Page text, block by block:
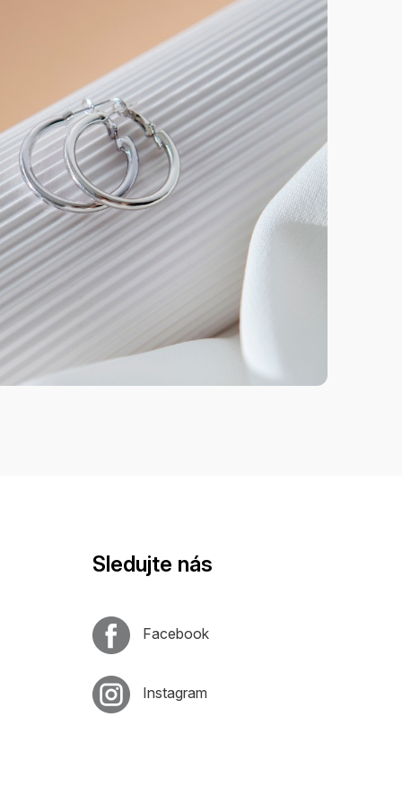
Sledujte nás
Facebook
Instagram